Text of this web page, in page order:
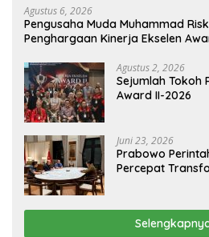
Agustus 6, 2026
Pengusaha Muda Muhammad
Penghargaan Kinerja Ekselen
Agustus 2, 2026
Sejumlah Tokoh
Award II-2026
Juni 23, 2026
Prabowo
Percepat